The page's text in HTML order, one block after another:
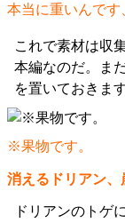
本当に重いんです
これで素材は収
本編なのだ。ま
を置いておきます
※果物です。
消えるドリアン、
ドリアンのトゲ